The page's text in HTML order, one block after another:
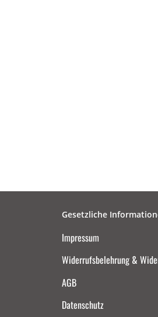
Gesetzliche
Impressum
Widerrufsbelehrung &
AGB
Datenschutz